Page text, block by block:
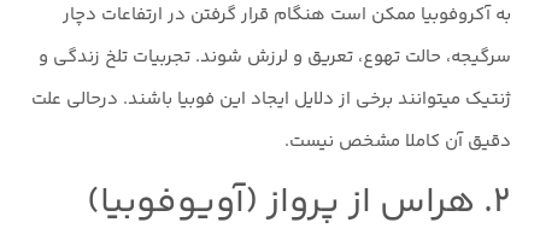
به آکروفوبیا ممکن است هنگام قرار گرفتن در ارتفاعات دچار
سرگیجه، حالت تهوع، تعریق و لرزش شوند. تجربیات تلخ زندگی و
ژنتیک میتوانند برخی از دلایل ایجاد این فوبیا باشند. درحالی علت
دقیق آن کاملا مشخص نیست.
۲. هراس از پرواز (آویوفوبیا)